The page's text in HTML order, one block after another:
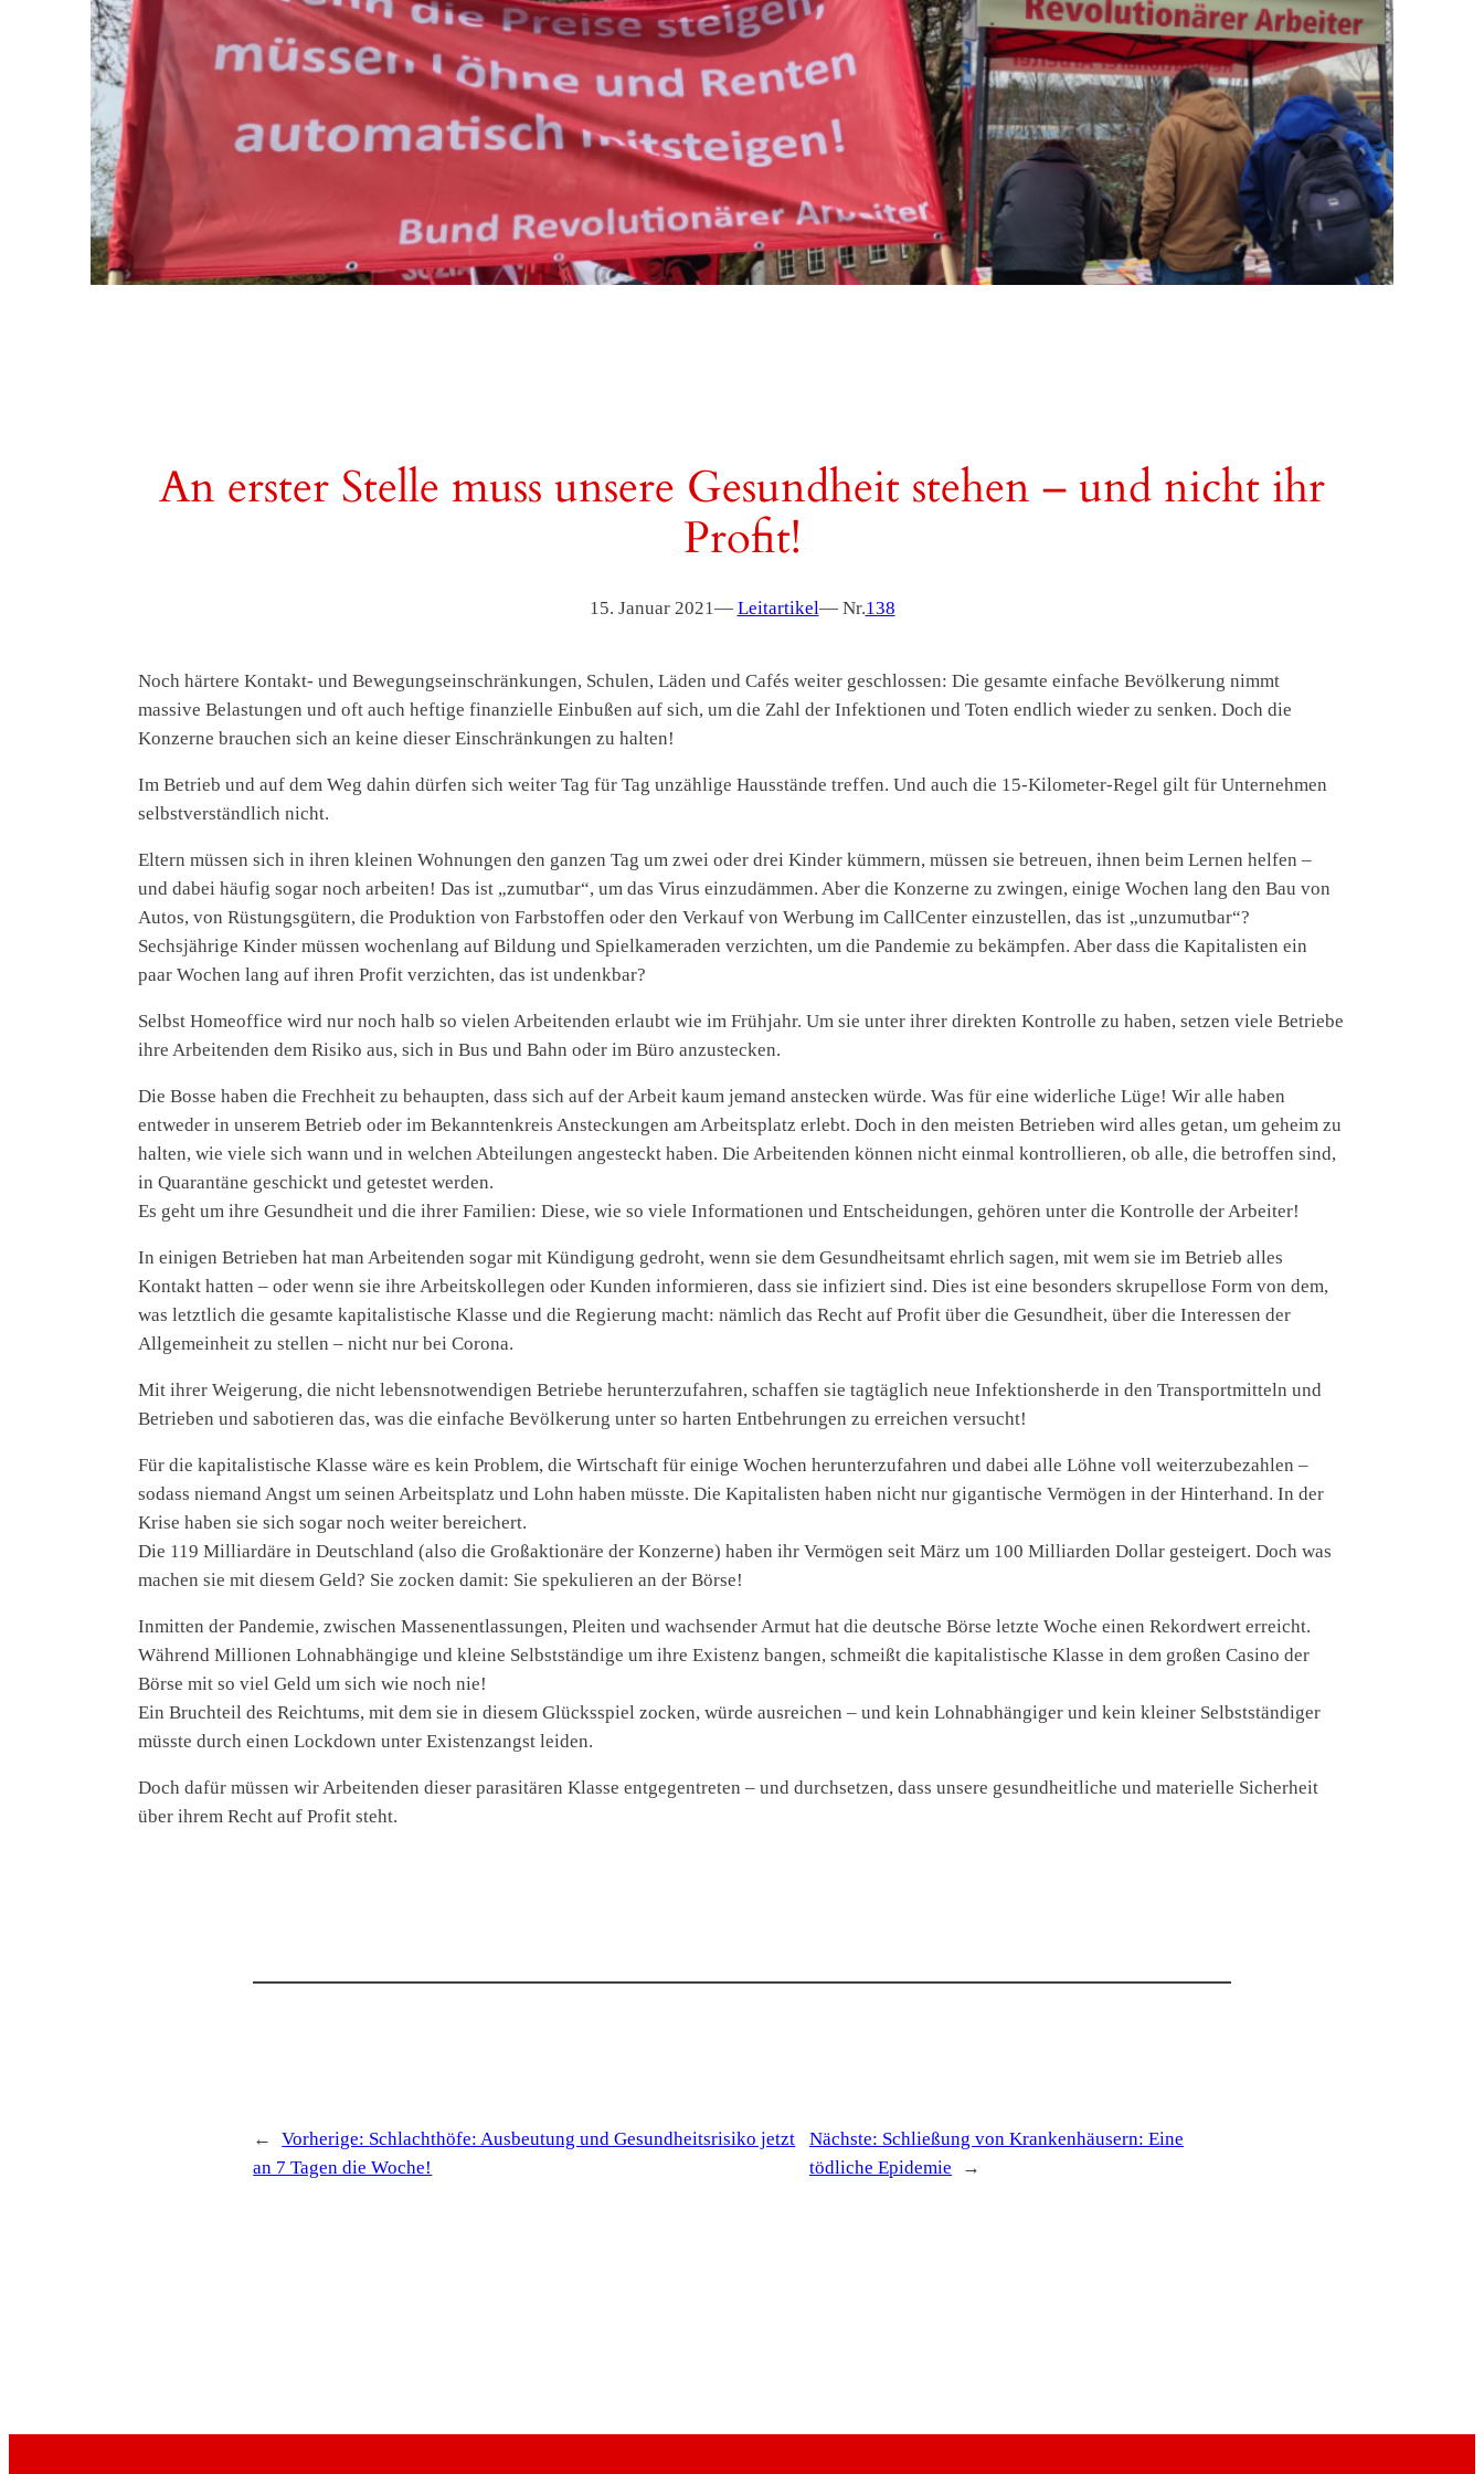
An erster Stelle muss unsere Gesundheit stehen – und nicht ihr
Profit!
15. Januar 2021— Leitartikel— Nr.138
Noch härtere Kontakt- und Bewegungseinschränkungen, Schulen, Läden und Cafés weiter geschlossen: Die gesamte einfache Bevölkerung nimmt
massive Belastungen und oft auch heftige finanzielle Einbußen auf sich, um die Zahl der Infektionen und Toten endlich wieder zu senken. Doch die
Konzerne brauchen sich an keine dieser Einschränkungen zu halten!
Im Betrieb und auf dem Weg dahin dürfen sich weiter Tag für Tag unzählige Hausstände treffen. Und auch die 15-Kilometer-Regel gilt für Unternehmen
selbstverständlich nicht.
Eltern müssen sich in ihren kleinen Wohnungen den ganzen Tag um zwei oder drei Kinder kümmern, müssen sie betreuen, ihnen beim Lernen helfen –
und dabei häufig sogar noch arbeiten! Das ist „zumutbar“, um das Virus einzudämmen. Aber die Konzerne zu zwingen, einige Wochen lang den Bau von
Autos, von Rüstungsgütern, die Produktion von Farbstoffen oder den Verkauf von Werbung im CallCenter einzustellen, das ist „unzumutbar“?
Sechsjährige Kinder müssen wochenlang auf Bildung und Spielkameraden verzichten, um die Pandemie zu bekämpfen. Aber dass die Kapitalisten ein
paar Wochen lang auf ihren Profit verzichten, das ist undenkbar?
Selbst Homeoffice wird nur noch halb so vielen Arbeitenden erlaubt wie im Frühjahr. Um sie unter ihrer direkten Kontrolle zu haben, setzen viele Betriebe
ihre Arbeitenden dem Risiko aus, sich in Bus und Bahn oder im Büro anzustecken.
Die Bosse haben die Frechheit zu behaupten, dass sich auf der Arbeit kaum jemand anstecken würde. Was für eine widerliche Lüge! Wir alle haben
entweder in unserem Betrieb oder im Bekanntenkreis Ansteckungen am Arbeitsplatz erlebt. Doch in den meisten Betrieben wird alles getan, um geheim zu
halten, wie viele sich wann und in welchen Abteilungen angesteckt haben. Die Arbeitenden können nicht einmal kontrollieren, ob alle, die betroffen sind,
in Quarantäne geschickt und getestet werden.
Es geht um ihre Gesundheit und die ihrer Familien: Diese, wie so viele Informationen und Entscheidungen, gehören unter die Kontrolle der Arbeiter!
In einigen Betrieben hat man Arbeitenden sogar mit Kündigung gedroht, wenn sie dem Gesundheitsamt ehrlich sagen, mit wem sie im Betrieb alles
Kontakt hatten – oder wenn sie ihre Arbeitskollegen oder Kunden informieren, dass sie infiziert sind. Dies ist eine besonders skrupellose Form von dem,
was letztlich die gesamte kapitalistische Klasse und die Regierung macht: nämlich das Recht auf Profit über die Gesundheit, über die Interessen der
Allgemeinheit zu stellen – nicht nur bei Corona.
Mit ihrer Weigerung, die nicht lebensnotwendigen Betriebe herunterzufahren, schaffen sie tagtäglich neue Infektionsherde in den Transportmitteln und
Betrieben und sabotieren das, was die einfache Bevölkerung unter so harten Entbehrungen zu erreichen versucht!
Für die kapitalistische Klasse wäre es kein Problem, die Wirtschaft für einige Wochen herunterzufahren und dabei alle Löhne voll weiterzubezahlen –
sodass niemand Angst um seinen Arbeitsplatz und Lohn haben müsste. Die Kapitalisten haben nicht nur gigantische Vermögen in der Hinterhand. In der
Krise haben sie sich sogar noch weiter bereichert.
Die 119 Milliardäre in Deutschland (also die Großaktionäre der Konzerne) haben ihr Vermögen seit März um 100 Milliarden Dollar gesteigert. Doch was
machen sie mit diesem Geld? Sie zocken damit: Sie spekulieren an der Börse!
Inmitten der Pandemie, zwischen Massenentlassungen, Pleiten und wachsender Armut hat die deutsche Börse letzte Woche einen Rekordwert erreicht.
Während Millionen Lohnabhängige und kleine Selbstständige um ihre Existenz bangen, schmeißt die kapitalistische Klasse in dem großen Casino der
Börse mit so viel Geld um sich wie noch nie!
Ein Bruchteil des Reichtums, mit dem sie in diesem Glücksspiel zocken, würde ausreichen – und kein Lohnabhängiger und kein kleiner Selbstständiger
müsste durch einen Lockdown unter Existenzangst leiden.
Doch dafür müssen wir Arbeitenden dieser parasitären Klasse entgegentreten – und durchsetzen, dass unsere gesundheitliche und materielle Sicherheit
über ihrem Recht auf Profit steht.
← Vorherige: Schlachthöfe: Ausbeutung und Gesundheitsrisiko jetzt
an 7 Tagen die Woche!
Nächste: Schließung von Krankenhäusern: Eine
tödliche Epidemie
→